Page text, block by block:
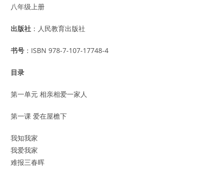
八年级上册
出版社 ：人民教育出版社
书号 ：ISBN 978-7-107-17748-4
目录
第一单元 相亲相爱一家人
第一课 爱在屋檐下
我知我家
我爱我家
难报三春晖